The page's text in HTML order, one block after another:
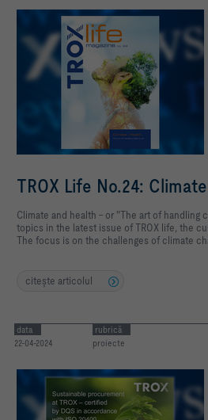
TROX Life No.24:
Climate and health - or "The art of handling
topics in the latest issue of TROX life, the
The focus is on the challenges of climate
citeşte articolul
data
22-04-2024
rubrică
proiecte